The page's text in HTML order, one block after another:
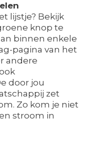
lijstje? Bekijk
knop te
binnen enkele
pagina van het
andere
door jou
zet
Zo kom je niet
stroom in